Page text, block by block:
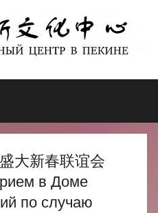
大新春联谊会
в Доме
по случаю